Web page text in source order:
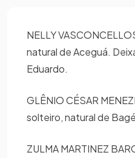
NELLY
natural de Aceguá.
Eduardo.
GLÊNIO CÉSAR
solteiro, natural de
ZULMA MARTINEZ